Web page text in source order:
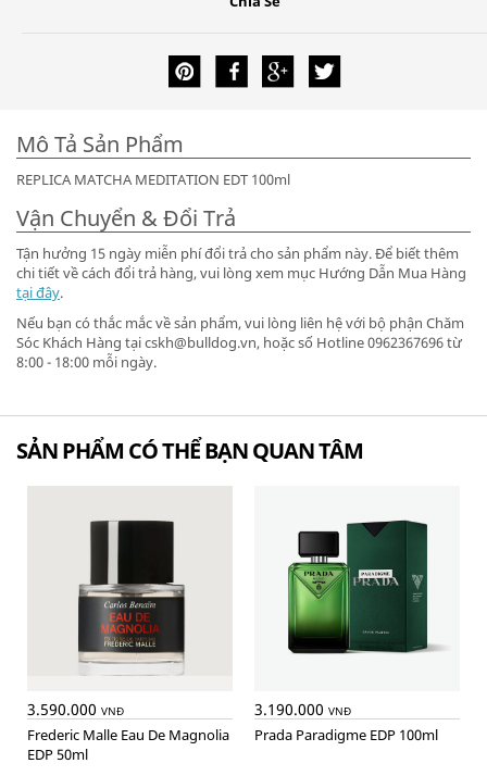
Mô Tả Sản Phẩm
REPLICA MATCHA MEDITATION EDT 100ml
Vận Chuyển & Đổi Trả
Tận hưởng 15 ngày miễn phí đổi trả cho sản phẩm này. Để biết thêm
chi tiết về cách đổi trả hàng, vui lòng xem mục Hướng Dẫn Mua Hàng
tại đây.
Nếu bạn có thắc mắc về sản phẩm, vui lòng liên hệ với bộ phận Chăm
Sóc Khách Hàng tại cskh@bulldog.vn, hoặc số Hotline 0962367696 từ
8:00 - 18:00 mỗi ngày.
SẢN PHẨM CÓ THỂ BẠN QUAN TÂM
3.590.000 VNĐ
Frederic Malle Eau De Magnolia
EDP 50ml
3.190.000 VNĐ
Prada Paradigme EDP 100ml